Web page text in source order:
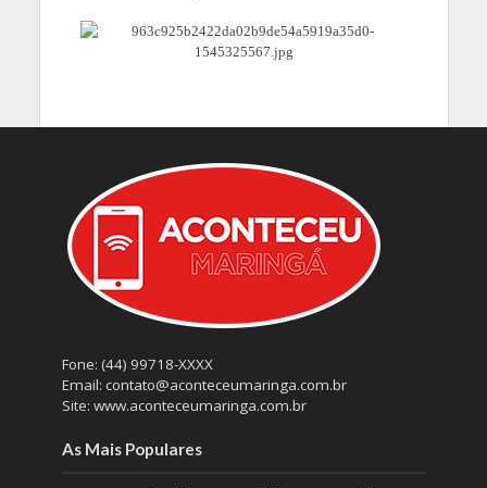
Fone: (44) 99718-XXXX
Email: contato@aconteceumaringa.com.br
Site: www.aconteceumaringa.com.br
As Mais Populares